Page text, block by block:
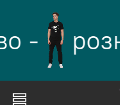
-